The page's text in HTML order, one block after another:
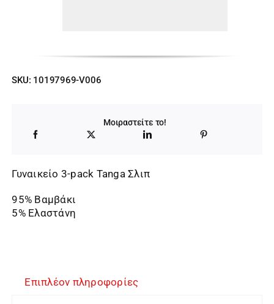
SKU: 10197969-V006
Μοιραστείτε το!
Γυναικείο 3-pack Tanga Σλιπ
95% Βαμβάκι
5% Ελαστάνη
Επιπλέον πληροφορίες